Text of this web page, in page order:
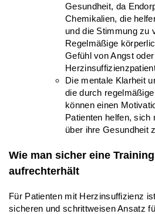
Gesundheit, da
Chemikalien, die
und die Stimmung zu
Regelmäßige
Gefühl von Angst
Die mentale Klarheit
die durch
können einen
Patienten helfen, sich
über ihre Gesundheit
Wie man sicher eine
aufrechterhält
Für Patienten mit Herzinsuffizienz
sicheren und schrittweisen Ansatz